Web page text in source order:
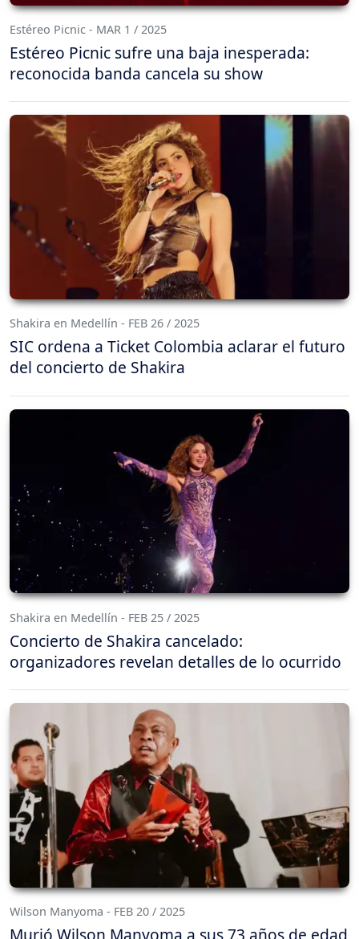
Estéreo Picnic - MAR 1 / 2025
Estéreo Picnic sufre una baja inesperada:
reconocida banda cancela su show
Shakira en Medellín - FEB 26 / 2025
SIC ordena a Ticket Colombia aclarar el futuro
del concierto de Shakira
Shakira en Medellín - FEB 25 / 2025
Concierto de Shakira cancelado:
organizadores revelan detalles de lo ocurrido
Wilson Manyoma - FEB 20 / 2025
Murió Wilson Manyoma a sus 73 años de edad